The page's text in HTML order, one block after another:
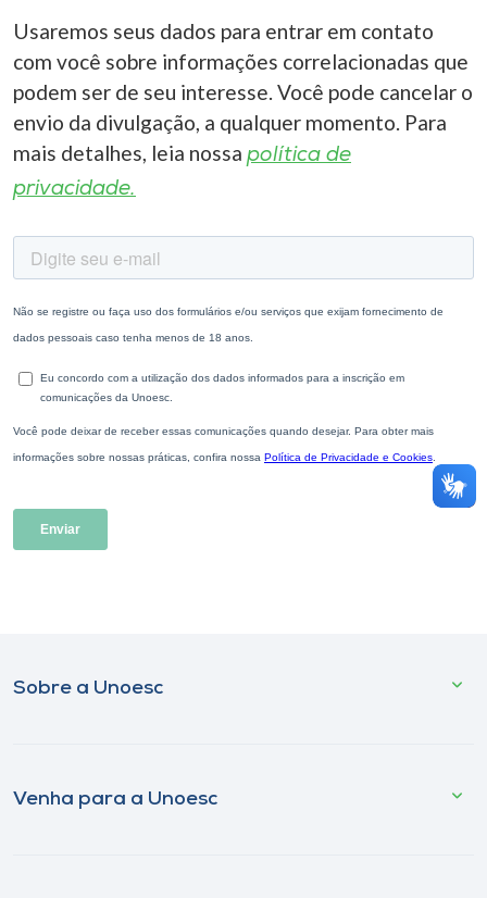
Usaremos seus dados para entrar em contato
com você sobre informações correlacionadas que
podem ser de seu interesse. Você pode cancelar o
envio da divulgação, a qualquer momento. Para
mais detalhes, leia nossa política de
privacidade.
Sobre a Unoesc
Venha para a Unoesc